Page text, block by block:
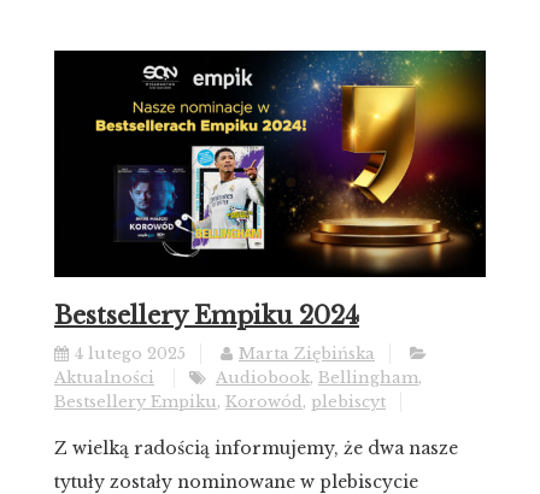
Bestsellery Empiku 2024
4 lutego 2025
Marta Ziębińska
Aktualności
Audiobook, Bellingham,
Bestsellery Empiku, Korowód, plebiscyt
Z wielką radością informujemy, że dwa nasze
tytuły zostały nominowane w plebiscycie